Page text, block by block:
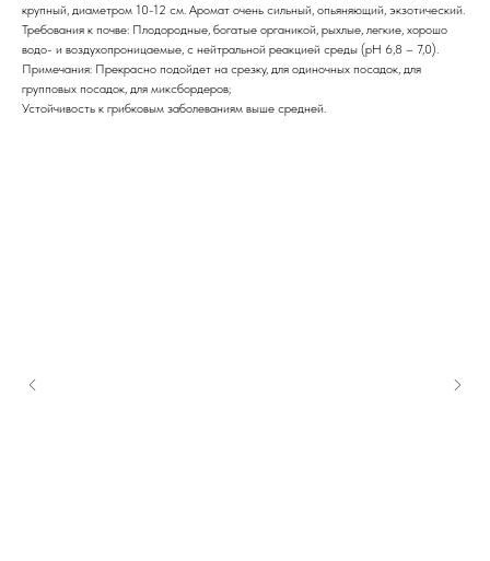
крупный, диаметром 10-12 см. Аромат очень сильный, опьяняющий, экзотический.
Требования к почве: Плодородные, богатые органикой, рыхлые, легкие, хорошо
водо- и воздухопроницаемые, с нейтральной реакцией среды (рН 6,8 – 7,0).
Примечания: Прекрасно подойдет на срезку, для одиночных посадок, для
групповых посадок, для миксбордеров;
Устойчивость к грибковым заболеваниям выше средней.